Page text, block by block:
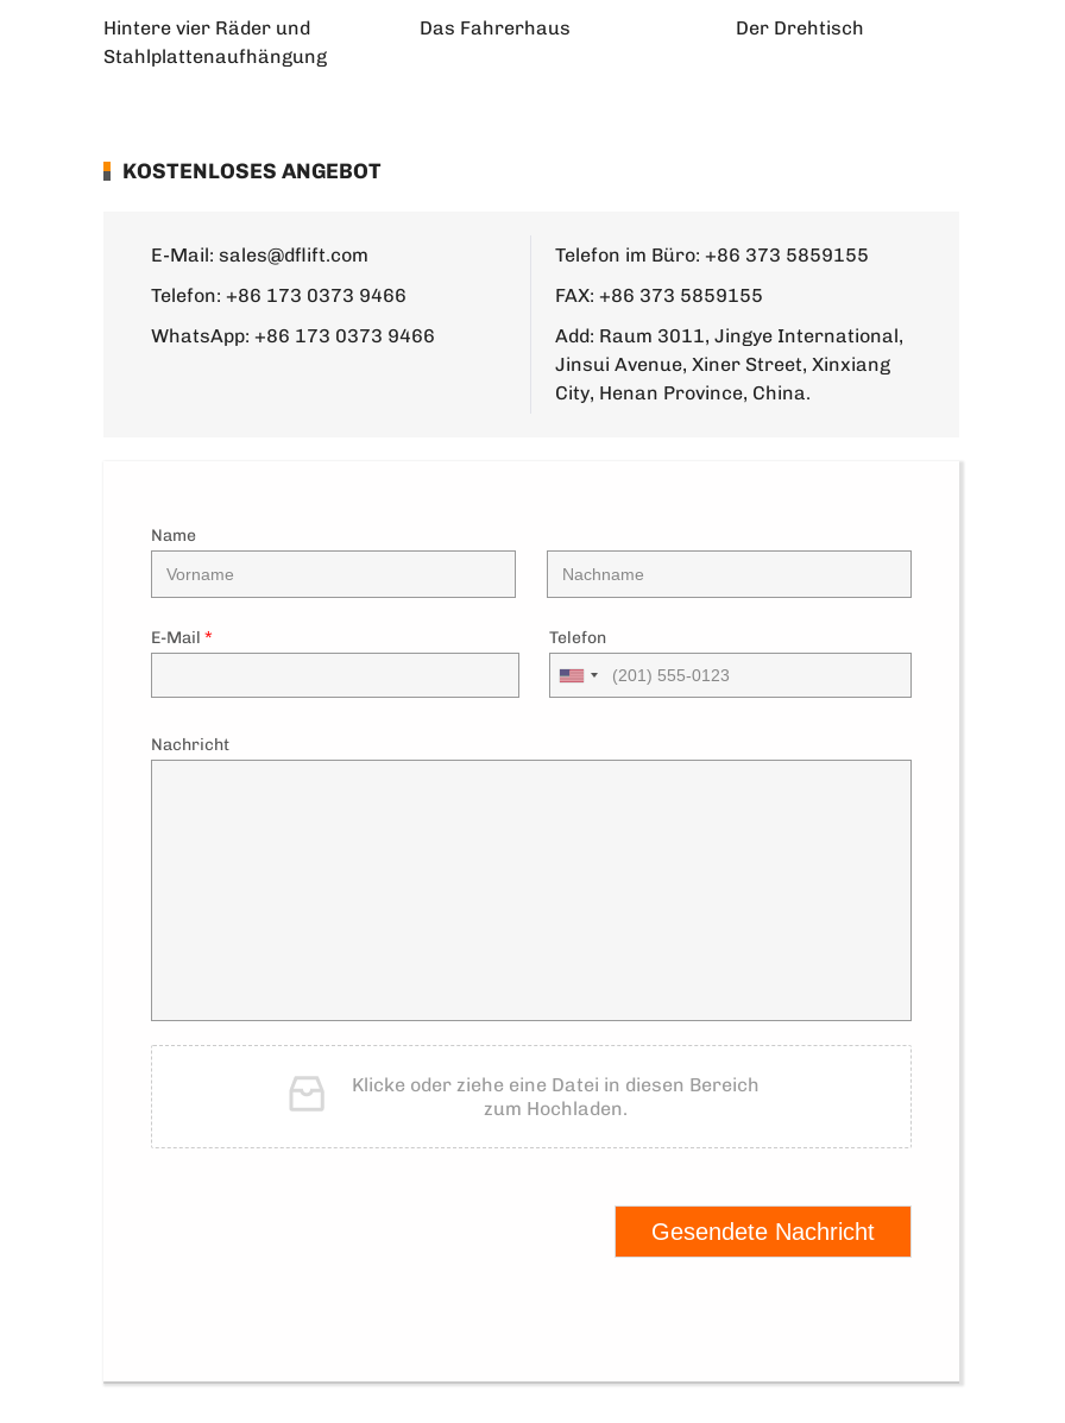
Hintere vier Räder und
Stahlplattenaufhängung
Das Fahrerhaus Der Drehtisch
KOSTENLOSES ANGEBOT
E-Mail: sales@dflift.com Telefon im Büro: +86 373 5859155
Telefon: +86 173 0373 9466
FAX: +86 373 5859155
WhatsApp: +86 173 0373 9466
Add: Raum 3011, Jingye International,
Jinsui Avenue, Xiner Street, Xinxiang
City, Henan Province, China.
Name
E-Mail * Telefon
Nachricht
Klicke oder ziehe eine Datei in diesen Bereich
zum Hochladen.
Gesendete Nachricht